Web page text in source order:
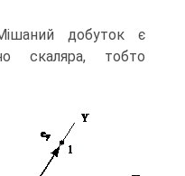
добуток є
скаляра, тобто